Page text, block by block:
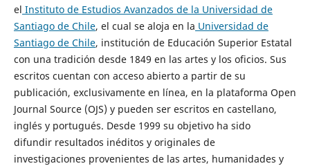
el Instituto de Estudios Avanzados de la Universidad de
Santiago de Chile, el cual se aloja en la Universidad de
Santiago de Chile, institución de Educación Superior Estatal
con una tradición desde 1849 en las artes y los oficios. Sus
escritos cuentan con acceso abierto a partir de su
publicación, exclusivamente en línea, en la plataforma Open
Journal Source (OJS) y pueden ser escritos en castellano,
inglés y portugués. Desde 1999 su objetivo ha sido
difundir resultados inéditos y originales de
investigaciones provenientes de las artes, humanidades y